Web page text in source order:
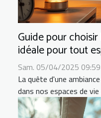
Guide pour
idéale pour tout
Sam. 05/04/2025 09:59
La quête d'une
dans nos espaces de